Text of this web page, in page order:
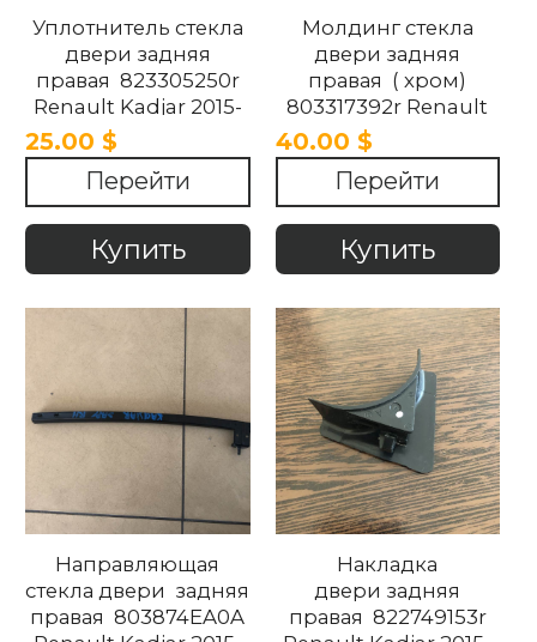
Уплотнитель стекла
двери задняя
правая 823305250r
Renault Kadjar 2015-
2018.
25.00 $
Перейти
Купить
Молдинг стекла
двери задняя
правая ( хром)
803317392r Renault
Kadjar 2015-2018.
40.00 $
Перейти
Купить
Направляющая
стекла двери задняя
правая 803874EA0A
Накладка
двери задняя
правая 822749153r